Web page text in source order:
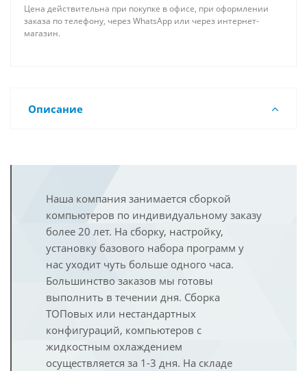
Цена действительна при покупке в офисе, при оформлении
заказа по телефону, через WhatsApp или через интернет-
магазин.
Описание
Наша компания занимается сборкой
компьютеров по индивидуальному заказу
более 20 лет. На сборку, настройку,
установку базового набора программ у
нас уходит чуть больше одного часа.
Большинство заказов мы готовы
выполнить в течении дня. Сборка
ТОПовых или нестандартных
конфигураций, компьютеров с
жидкостным охлаждением
осуществляется за 1-3 дня. На складе